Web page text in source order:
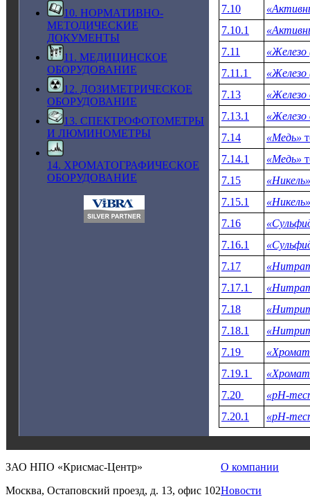
10. НОРМАТИВНО-
МЕТОДИЧЕСКИЕ
ДОКУМЕНТЫ
11. МЕДИЦИНСКОЕ
ОБОРУДОВАНИЕ
12. ДОЗИМЕТРИЧЕСКОЕ
ОБОРУДОВАНИЕ
13. СПЕКТРОФОТОМЕТРЫ
И ЛЮМИНОМЕТРЫ
14. ХРОМАТОГРАФИЧЕСКОЕ
ОБОРУДОВАНИЕ
7.10
7.10.1
7.11
«Железо
7.11.1
«Железо
7.13
«Железо
7.13.1
«Железо
7.14
«Медь»
7.14.1
«Медь»
7.15
«Никель»
7.15.1
«Никель»
7.16
7.16.1
7.17
7.17.1
7.18
7.18.1
7.19
7.19.1
7.20
«рН-
7.20.1
«рН-
ЗАО НПО «Крисмас-Центр»
Москва, Остаповский проезд, д. 13, офис 102
О компании
Новости